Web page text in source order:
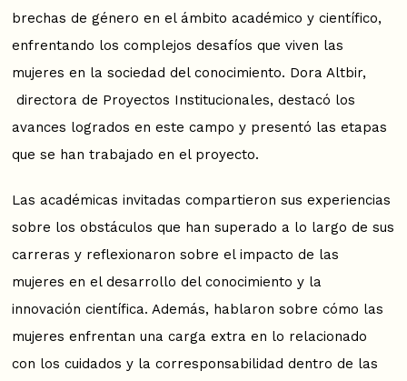
brechas de género en el ámbito académico y científico,
enfrentando los complejos desafíos que viven las
mujeres en la sociedad del conocimiento. Dora Altbir,
directora de Proyectos Institucionales, destacó los
avances logrados en este campo y presentó las etapas
que se han trabajado en el proyecto.
Las académicas invitadas compartieron sus experiencias
sobre los obstáculos que han superado a lo largo de sus
carreras y reflexionaron sobre el impacto de las
mujeres en el desarrollo del conocimiento y la
innovación científica. Además, hablaron sobre cómo las
mujeres enfrentan una carga extra en lo relacionado
con los cuidados y la corresponsabilidad dentro de las